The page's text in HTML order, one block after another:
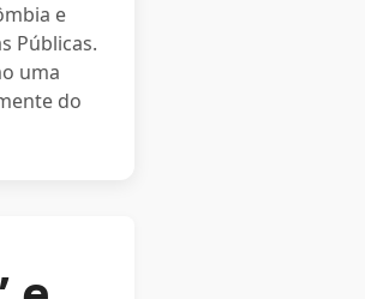
e
Públicas.
uma
do